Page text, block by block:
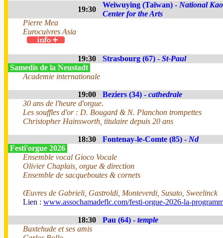
19:30
Weiwuying (Taïwan) - National
Center for the Arts
Pierre Mea
Eurocuivres Asia
19:30 Strasbourg (67) - St-Paul
Samedis de la Neustadt
Academie internationale
19:00 Beziers (34) - cathedrale
30 ans de l'heure d'orgue.
Les souffles d'or : D. Bougard & N. Planchon trompettes
Christopher Hainsworth, titulaire depuis 20 ans
18:30 Fontenay-le-Comte (85) - Nd
Festi'orgue 2026
Ensemble vocal Gioco Vocale
Olivier Chaplais, orgue & direction
Ensemble de sacqueboutes & cornets
Œuvres de Gabrieli, Gastroldi, Monteverdi, Susato, Sweelinck
Lien : www.assochamadeflc.com/festi-orgue-2026-la-
18:30 Pau (64) - temple
Buxtehude et ses amis